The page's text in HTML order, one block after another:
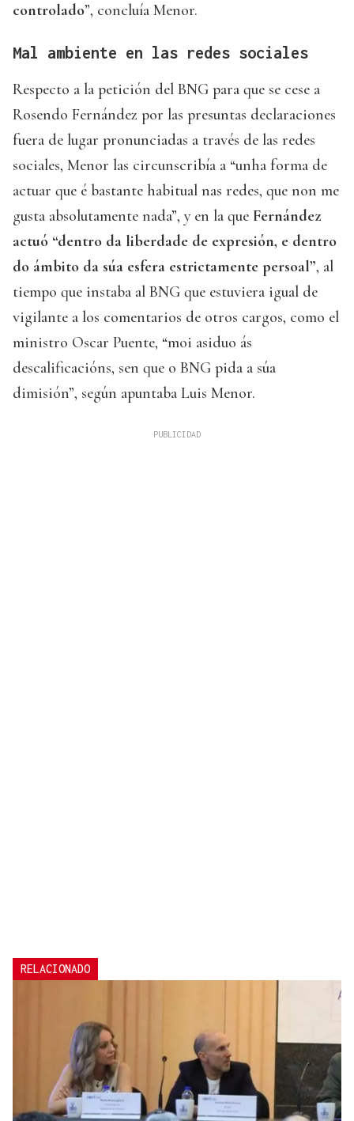
controlado”, concluía Menor.
Mal ambiente en las redes sociales
Respecto a la petición del BNG para que se cese a
Rosendo Fernández por las presuntas declaraciones
fuera de lugar pronunciadas a través de las redes
sociales, Menor las circunscribía a “unha forma de
actuar que é bastante habitual nas redes, que non me
gusta absolutamente nada”, y en la que Fernández
actuó “dentro da liberdade de expresión, e dentro
do ámbito da súa esfera estrictamente persoal”, al
tiempo que instaba al BNG que estuviera igual de
vigilante a los comentarios de otros cargos, como el
ministro Oscar Puente, “moi asiduo ás
descalificacións, sen que o BNG pida a súa
dimisión”, según apuntaba Luis Menor.
RELACIONADO